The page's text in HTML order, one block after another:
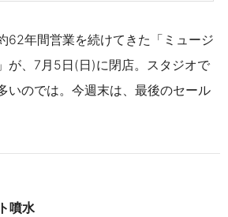
62年間営業を続けてきた「ミュージ
が、7月5日(日)に閉店。スタジオで
いのでは。今週末は、最後のセール
噴水